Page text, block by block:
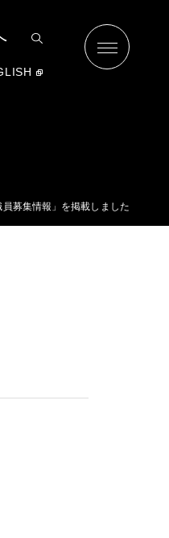
員募集情報」を掲載しました